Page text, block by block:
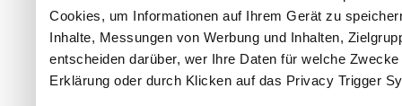
Cookies, um Informationen auf Ihrem Gerät zu
Inhalte, Messungen von Werbung und Inhalten,
entscheiden darüber, wer Ihre Daten für welche
Erklärung oder durch Klicken auf das Privacy Trigger